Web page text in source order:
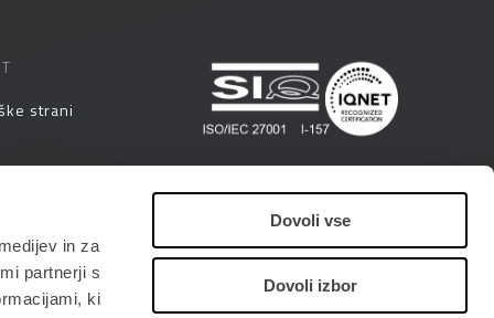
in za
partnerji s
ki
Dovoli vse
Dovoli izbor
strani